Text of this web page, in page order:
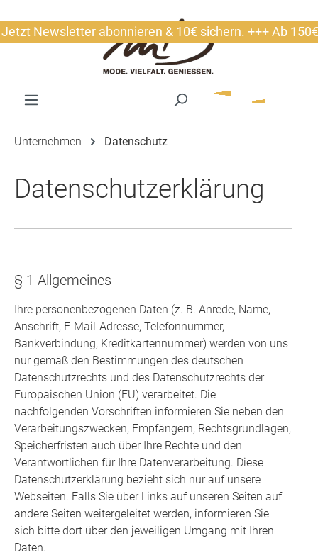
abonnieren & 10€ sichern. +++ Ab 150€ gratis
Unternehmen Datenschutz
Datenschutzerklärung
§ 1 Allgemeines
Ihre personenbezogenen Daten (z. B. Anrede, Name,
Anschrift, E-Mail-Adresse, Telefonnummer,
Bankverbindung, Kreditkartennummer) werden von uns
nur gemäß den Bestimmungen des deutschen
Datenschutzrechts und des Datenschutzrechts der
Europäischen Union (EU) verarbeitet. Die
nachfolgenden Vorschriften informieren Sie neben den
Verarbeitungszwecken, Empfängern, Rechtsgrundlagen,
Speicherfristen auch über Ihre Rechte und den
Verantwortlichen für Ihre Datenverarbeitung. Diese
Datenschutzerklärung bezieht sich nur auf unsere
Webseiten. Falls Sie über Links auf unseren Seiten auf
andere Seiten weitergeleitet werden, informieren Sie
sich bitte dort über den jeweiligen Umgang mit Ihren
Daten.